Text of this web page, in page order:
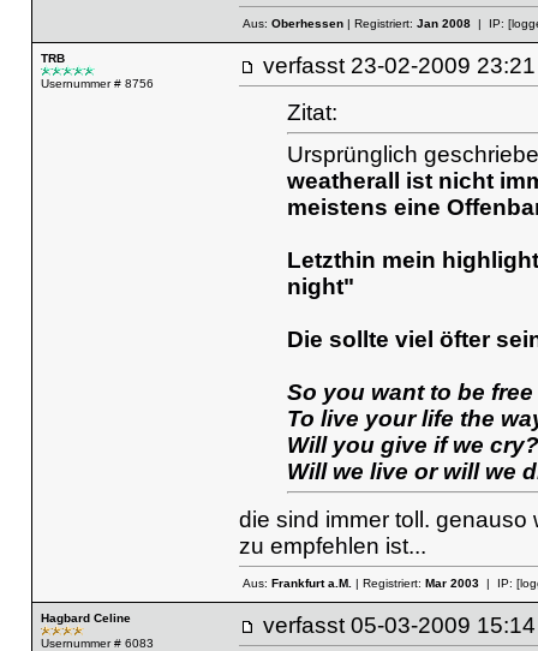
Aus: Oberhessen| Registriert: Jan 2008| IP:
TRB
Usernummer # 8756
verfasst 23-02-2009
Zitat:
Ursprünglich
weatherall ist nicht
meistens eine
Letzthin mein
night"
Die sollte viel öfter
So you want to be free
To live your life the
Will you give if we cry?
Will we live or will we
die sind immer toll. genauso
zu empfehlen ist...
Aus: Frankfurt a.M.| Registriert: Mar 2003| IP:
Hagbard Celine
Usernummer # 6083
verfasst 05-03-2009